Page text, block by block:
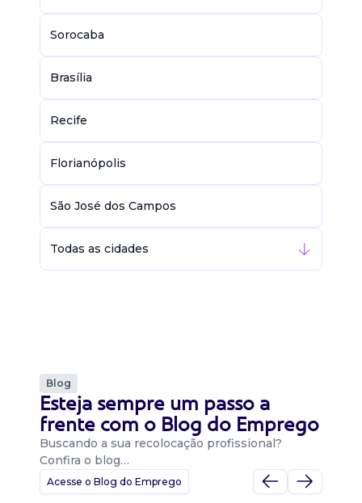
Sorocaba
Brasília
Recife
Florianópolis
São José dos Campos
Todas as cidades
Blog
Esteja sempre um passo a
frente com o Blog do Emprego
Buscando a sua recolocação profissional?
Confira o blog…
Acesse o Blog do Emprego